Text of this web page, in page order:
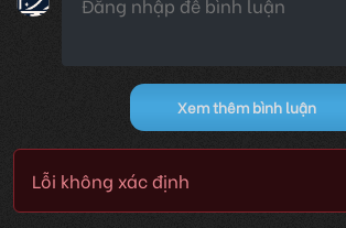
Xem thêm bình luận
Lỗi không xác định